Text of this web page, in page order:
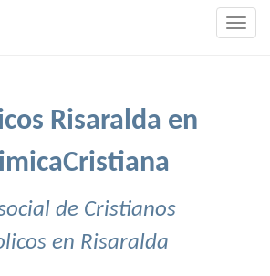
Risaralda en
de Cristianos
en Risaralda